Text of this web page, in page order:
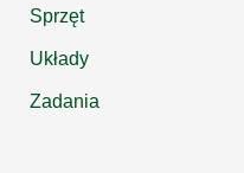
Sprzęt
Układy
Zadania